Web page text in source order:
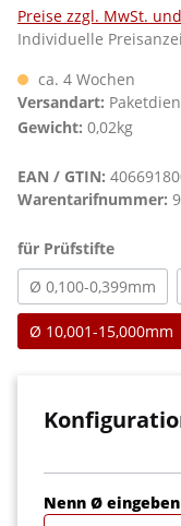
Preise zzgl. MwSt.
Individuelle
ca. 4 Wochen
Versandart:
Gewicht: 0,02kg
EAN / GTIN:
Warentarifnummer:
für Prüfstifte
Ø 0,100-0,399mm
Ø 10,001-15,000mm
Nenn Ø